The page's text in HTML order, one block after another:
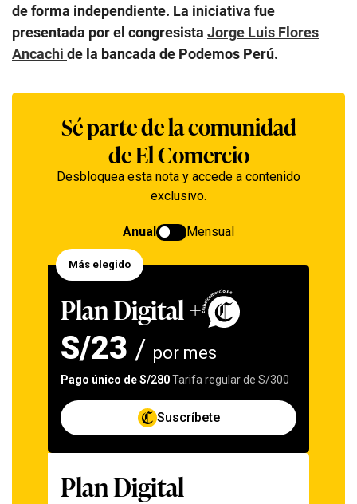
de forma independiente. La iniciativa fue
presentada por el congresista Jorge Luis Flores
Ancachi de la bancada de Podemos Perú.